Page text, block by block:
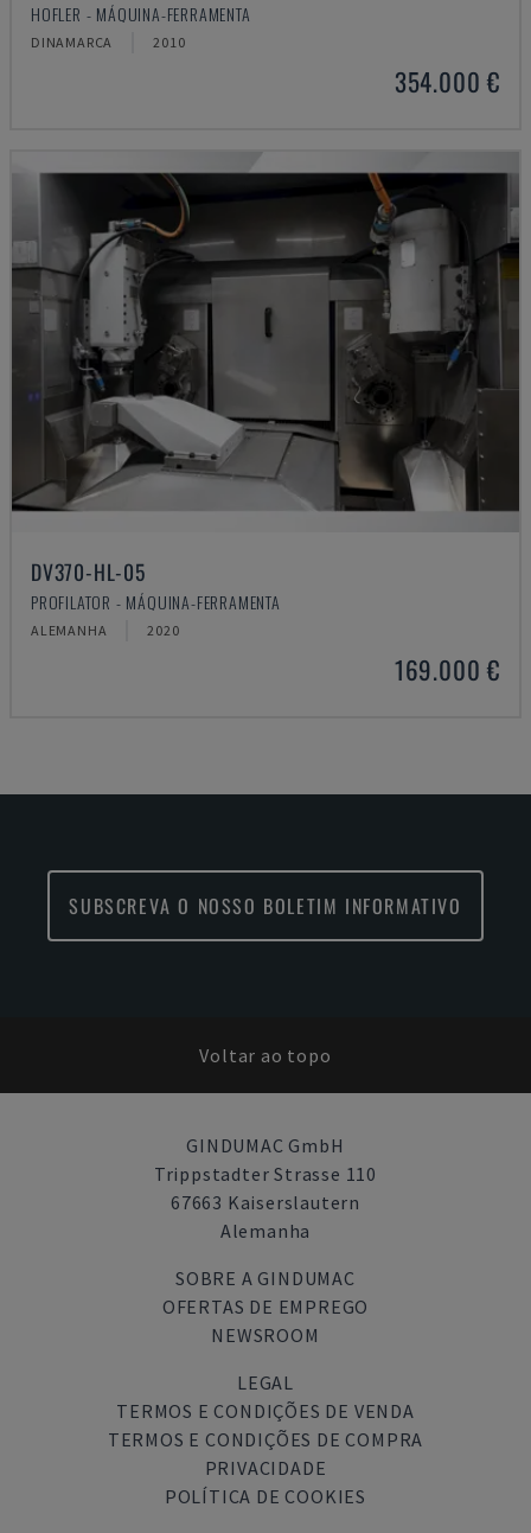
HOFLER - MÁQUINA-FERRAMENTA
DINAMARCA 2010
354.000 €
DV370-HL-05
PROFILATOR - MÁQUINA-FERRAMENTA
ALEMANHA 2020
169.000 €
SUBSCREVA O NOSSO BOLETIM INFORMATIVO
Voltar ao topo
GINDUMAC GmbH
Trippstadter Strasse 110
67663 Kaiserslautern
Alemanha
SOBRE A GINDUMAC
OFERTAS DE EMPREGO
NEWSROOM
LEGAL
TERMOS E CONDIÇÕES DE VENDA
TERMOS E CONDIÇÕES DE COMPRA
PRIVACIDADE
POLÍTICA DE COOKIES